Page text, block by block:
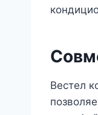
Вестел